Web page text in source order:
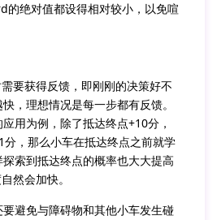
的绝对值都设得相对较小，以免喧
要获得反馈，即刚刚的决策好不
，理想情况是每一步都有反馈。
用为例，除了抵达终点+10分，
，那么小车在抵达终点之前就学
索到抵达终点的概率也大大提高
然会加快。
避免与障碍物和其他小车发生碰